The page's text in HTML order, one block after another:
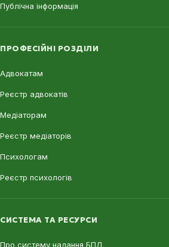
Публічна інформація
ПРОФЕСІЙНІ РОЗДІЛИ
Адвокатам
Реєстр адвокатів
Медіаторам
Реєстр медіаторів
Психологам
Реєстр психологів
СИСТЕМА ТА РЕСУРСИ
Про систему надання БПД